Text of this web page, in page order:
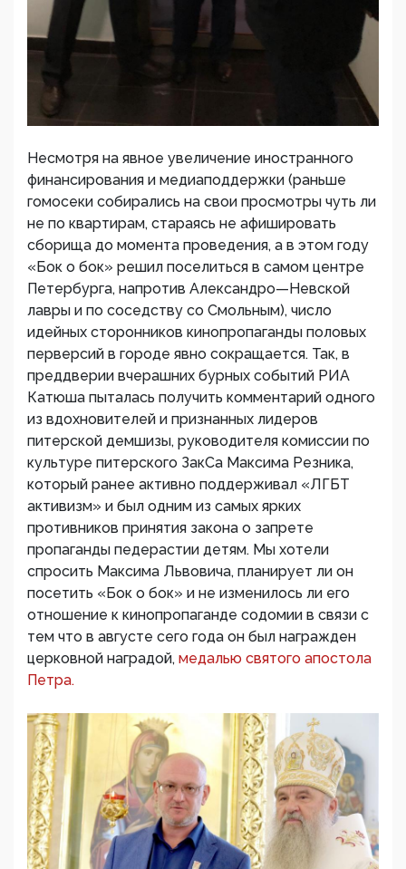
Несмотря на явное увеличение иностранного
финансирования и медиаподдержки (раньше
гомосеки собирались на свои просмотры чуть ли
не по квартирам, стараясь не афишировать
сборища до момента проведения, а в этом году
«Бок о бок» решил поселиться в самом центре
Петербурга, напротив Александро—Невской
лавры и по соседству со Смольным), число
идейных сторонников кинопропаганды половых
перверсий в городе явно сокращается. Так, в
преддверии вчерашних бурных событий РИА
Катюша пыталась получить комментарий одного
из вдохновителей и признанных лидеров
питерской демшизы, руководителя комиссии по
культуре питерского ЗакСа Максима Резника,
который ранее активно поддерживал «ЛГБТ
активизм» и был одним из самых ярких
противников принятия закона о запрете
пропаганды педерастии детям. Мы хотели
спросить Максима Львовича, планирует ли он
посетить «Бок о бок» и не изменилось ли его
отношение к кинопропаганде содомии в связи с
тем что в августе сего года он был награжден
церковной наградой, медалью святого апостола
Петра.